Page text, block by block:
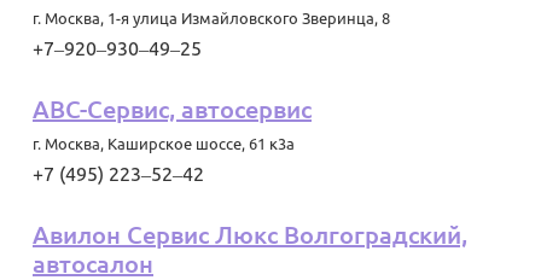
г. Москва, 1-я улица Измайловского Зверинца, 8
+7‒920‒930‒49‒25
ABC-Сервис, автосервис
г. Москва, Каширское шоссе, 61 к3а
+7 (495) 223‒52‒42
Авилон Сервис Люкс Волгоградский,
автосалон